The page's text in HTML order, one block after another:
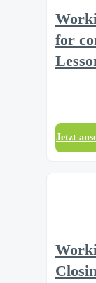
for
Jetzt